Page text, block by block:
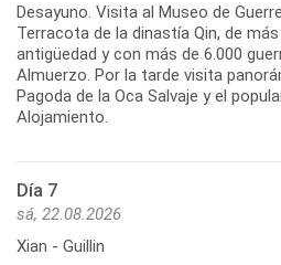
Desayuno. Visita al Museo de
Terracota de la dinastía Qin, de
antigüedad y con más de 6.000
Almuerzo. Por la tarde visita
Pagoda de la Oca Salvaje y el
Día 7
sá, 22.08.2026
Xian - Guillin